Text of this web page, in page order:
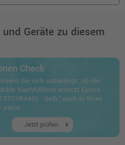
Geräte zu diesem
Check
Sie sich unbedingt, ob die
Nachfülltinte ersetzt Epson
· Gelb" auch in Ihren
passt.
Jetzt prüfen arrow_right